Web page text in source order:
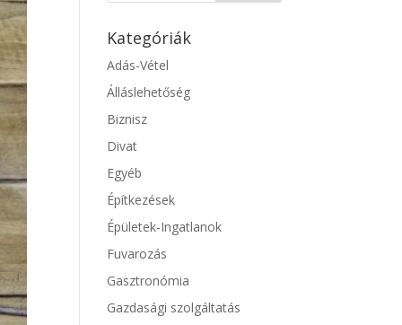
Kategóriák
Adás-Vétel
Álláslehetőség
Biznisz
Divat
Egyéb
Építkezések
Épületek-Ingatlanok
Fuvarozás
Gasztronómia
Gazdasági szolgáltatás